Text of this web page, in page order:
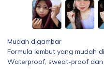
Mudah digambar
Formula lembut yang mudah
Waterproof, sweat-proof